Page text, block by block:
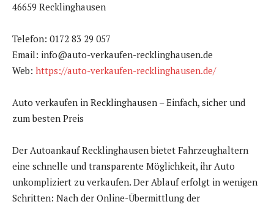
46659 Recklinghausen
Telefon: 0172 83 29 057
Email: info@auto-verkaufen-recklinghausen.de
Web: https://auto-verkaufen-recklinghausen.de/
Auto verkaufen in Recklinghausen – Einfach, sicher und
zum besten Preis
Der Autoankauf Recklinghausen bietet Fahrzeughaltern
eine schnelle und transparente Möglichkeit, ihr Auto
unkompliziert zu verkaufen. Der Ablauf erfolgt in wenigen
Schritten: Nach der Online-Übermittlung der